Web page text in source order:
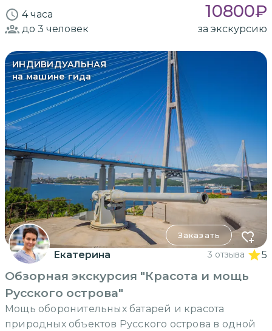
4 часа 10800₽
до 3 человек за экскурсию
ИНДИВИДУАЛЬНАЯ
на машине гида
Заказать
Екатерина 3 отзыва 5
Обзорная экскурсия "Красота и мощь
Русского острова"
Мощь оборонительных батарей и красота
природных объектов Русского острова в одной